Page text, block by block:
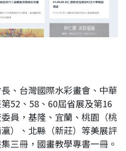
、台灣國際水彩畫會、中華
52、58、60屆省展及第16
員，基隆、宜蘭、桃園（桃
）、北縣（新莊）等美展評
三冊，國畫教學專書一冊。